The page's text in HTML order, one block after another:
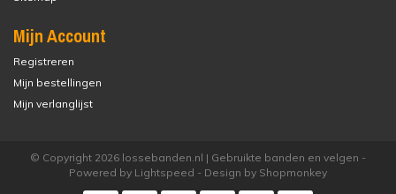
Mijn Account
Registreren
Mijn bestellingen
Mijn verlanglijst
© Copyright 2026 lossebanden.nl | Gebruikte banden en velgen -
Powered by Lightspeed - Design by Shopmonkey